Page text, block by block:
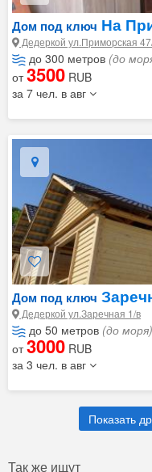
Дом под ключ На
Дедеркой ул.Приморская
до 300 метров (до
от3500 RUB
за 7 чел. в авг
Дом под ключ
Дедеркой ул.Заречная 1/в
до 50 метров (до моря)
от3000 RUB
за 3 чел. в авг
Показать
Так же ищут